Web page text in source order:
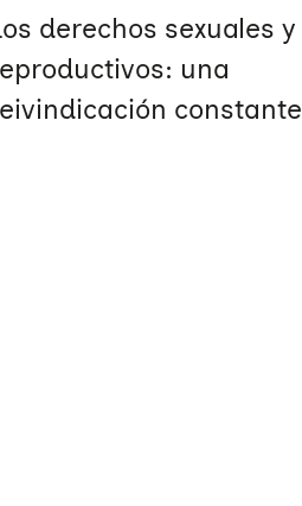
derechos sexuales y
una
constante